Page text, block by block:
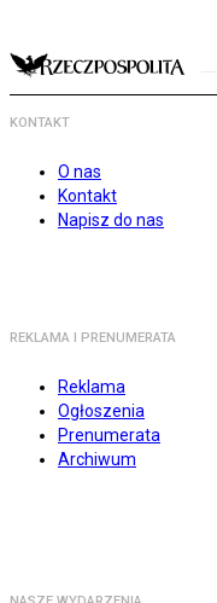
KONTAKT
O nas
Kontakt
Napisz do nas
REKLAMA I PRENUMERATA
Reklama
Ogłoszenia
Prenumerata
Archiwum